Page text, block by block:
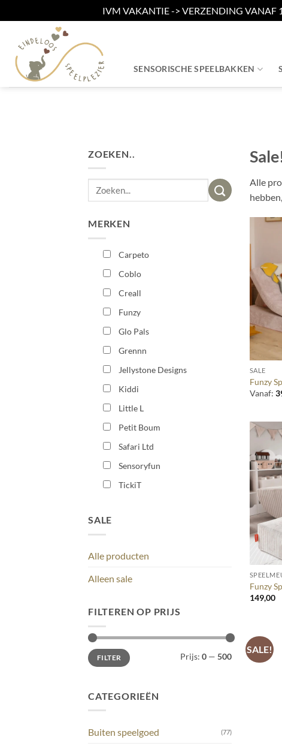
IVM VAKANTIE -> VERZENDING VANAF
inhoud
SENSORISCHE SPEELBAKKEN
ZOEKEN..
MERKEN
Carpeto
Coblo
Creall
Funzy
Glo Pals
Grennn
Jellystone Designs
Kiddi
Little L
Petit Boum
Safari Ltd
Sensoryfun
TickiT
SALE
Alle producten
Alleen sale
FILTEREN OP PRIJS
Min.
prijs
Max.
prijsFILTER Prijs: 0 — 500
CATEGORIEËN
Buiten speelgoed (77)
Alle
SALE
Funzy
Vanaf:
+
Funzy
149,00
SALE!